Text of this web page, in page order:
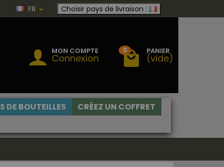
FR Choisir pays de livraison :
MON COMPTE
Connexion
0 PANIER
(vide)
DE BOUTEILLES
CRÉEZ UN COFFRET